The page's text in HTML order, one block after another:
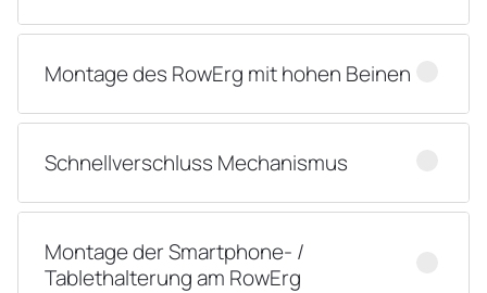
Montage des RowErg mit hohen Beinen
Schnellverschluss Mechanismus
Montage der Smartphone- /
Tablethalterung am RowErg